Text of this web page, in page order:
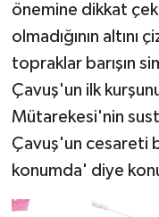
önemine dikkat
olmadığının altını
topraklar barışın
Çavuş'un ilk
Mütarekesi'nin
Çavuş'un cesareti
konumda' diye